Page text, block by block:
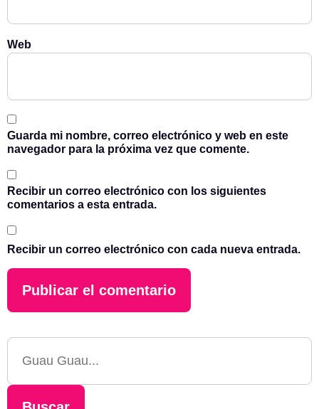
Web
Guarda mi nombre, correo electrónico y web en este
navegador para la próxima vez que comente.
Recibir un correo electrónico con los siguientes
comentarios a esta entrada.
Recibir un correo electrónico con cada nueva entrada.